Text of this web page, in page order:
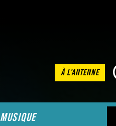
À L'ANTENNE
musique